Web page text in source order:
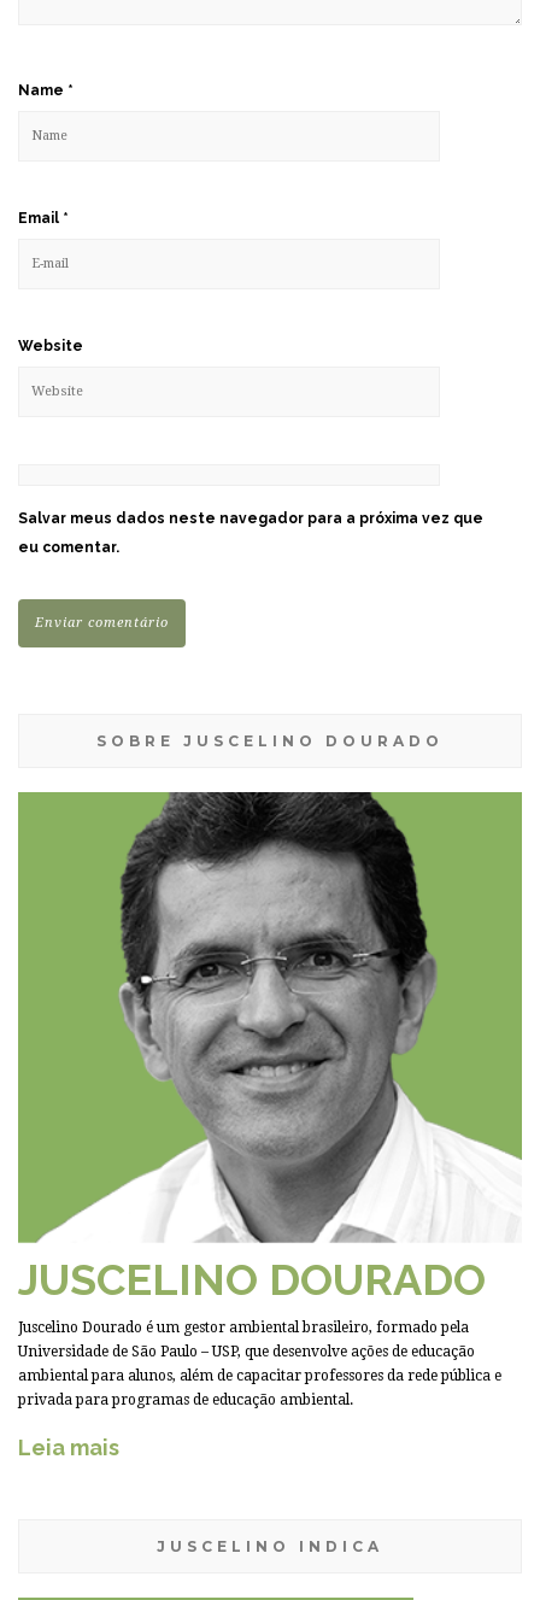
Name *
Email *
Website
Salvar meus dados neste navegador para a próxima vez que
eu comentar.
SOBRE JUSCELINO DOURADO
JUSCELINO DOURADO
Juscelino Dourado é um gestor ambiental brasileiro, formado pela
Universidade de São Paulo – USP, que desenvolve ações de educação
ambiental para alunos, além de capacitar professores da rede pública e
privada para programas de educação ambiental.
Leia mais
JUSCELINO INDICA